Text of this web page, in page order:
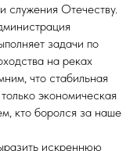
служения Отечеству.
задачи по
на реках
что стабильная
экономическая
кто боролся за наше
искреннюю